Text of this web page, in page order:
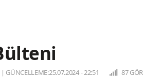
| GÜNCELLEME:25.07.2024 - 22:51 87